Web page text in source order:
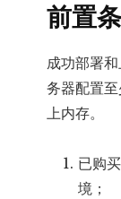
前置
成功部署
务器配置
上内存。
已购
境；